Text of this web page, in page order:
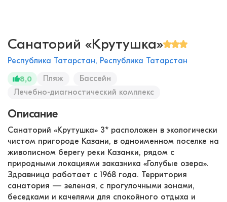
Санаторий «Крутушка»
Республика Татарстан, Республика Татарстан
8,0
Пляж
Бассейн
Лечебно-диагностический комплекс
Описание
Санаторий «Крутушка» 3* расположен в экологически
чистом пригороде Казани, в одноименном поселке на
живописном берегу реки Казанки, рядом с
природными локациями заказника «Голубые озера».
Здравница работает с 1968 года. Территория
санатория — зеленая, с прогулочными зонами,
беседками и качелями для спокойного отдыха и